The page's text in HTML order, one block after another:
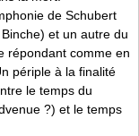
de Schubert
et un autre du
répondant comme en
périple à la finalité
le temps du
?) et le temps